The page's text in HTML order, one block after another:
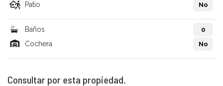
Patio No
Baños 0
Cochera No
Consultar por esta propiedad.